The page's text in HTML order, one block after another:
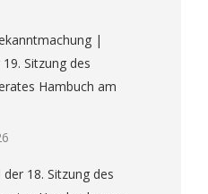
|
Sitzung des
Hambuch am
18. Sitzung des